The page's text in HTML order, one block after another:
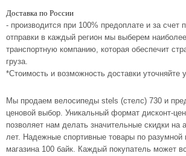
Доставка по России
- производится при 100% предоплате и за счет
отправки в каждый регион мы выберем
транспортную компанию, которая обеспечит
груза.
*Стоимость и возможность доставки уточняйте
Мы продаем велосипеды stels (стелс) 730 и
ценовой выбор. Уникальный формат дисконт-
позволяет нам делать значительные скидки на
лет. Надежные спортивные товары по разумной
магазина 100 байк. Каждый покупатель может